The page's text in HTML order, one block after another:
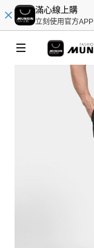
滿心線上購
立刻使用官方APP